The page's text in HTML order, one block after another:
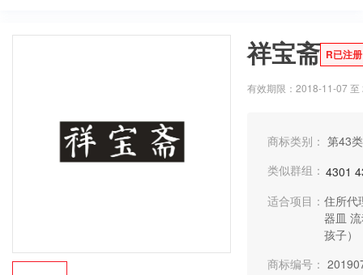
祥宝斋 R已注册
有效期限：2018-11-07
商标类别： 第43
类似群组： 4301
适合项目： 住所代
器皿
孩子）
商标编号：